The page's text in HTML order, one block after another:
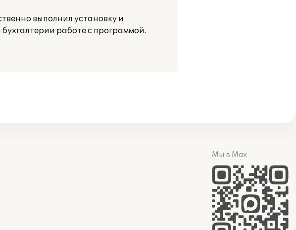
выполнил установку и
работе с программой.
Мы в Max